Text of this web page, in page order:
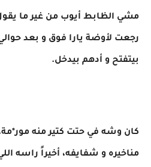
مشي الظابط أيوب من غير ما يقول
رجعت لأوضة يارا فوق و بعد
بيتفتح و أدهم بيدخل.
كان وشه في حتت كتير منه
مناخيره و شفايفه، أخيراً راسه